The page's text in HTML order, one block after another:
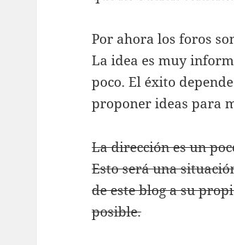
Por ahora los foros
La idea es muy
poco. El éxito
proponer ideas para
La dirección es un
Esto será una
de este blog a su
posible.